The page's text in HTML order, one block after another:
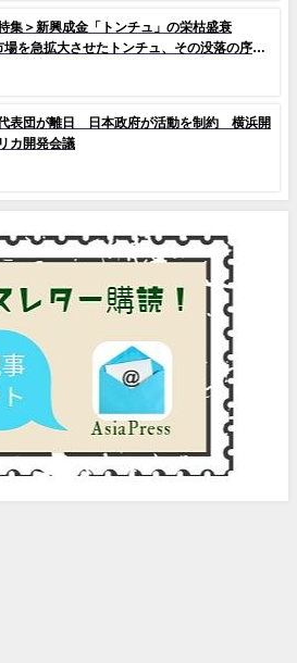
集＞新興成金「トンチュ」の栄枯盛衰
を急拡大させたトンチュ、その没落の序幕
表団が離日 日本政府が活動を制約 横浜開
カ開発会議